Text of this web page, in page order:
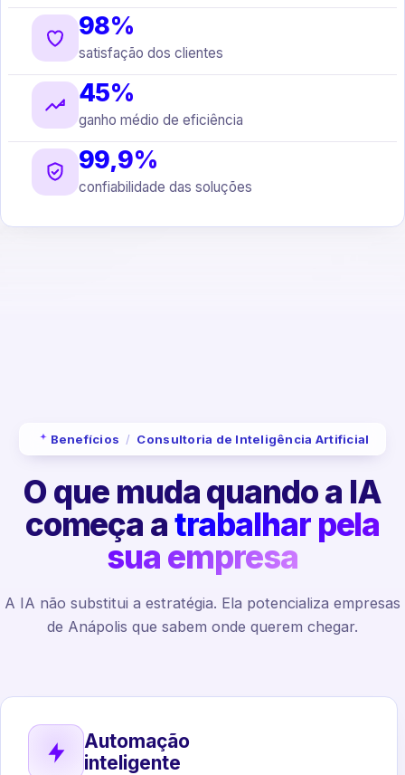
98%
satisfação dos clientes
45%
ganho médio de eficiência
99,9%
confiabilidade das soluções
Benefícios / Consultoria de Inteligência Artificial
O que muda quando a IA
começa atrabalhar pela
sua empresa
A IA não substitui a estratégia. Ela potencializa empresas
de Anápolis que sabem onde querem chegar.
Automação
inteligente